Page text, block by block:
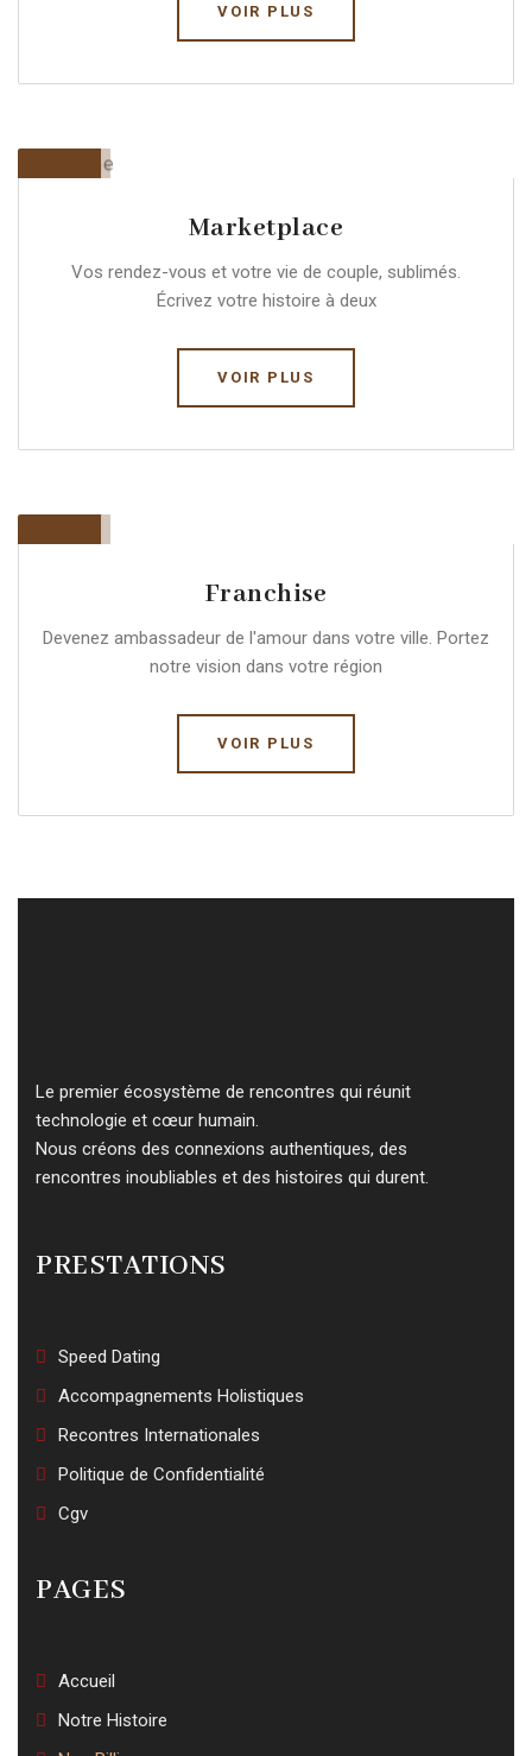
VOIR PLUS
Marketplace
Vos rendez-vous et votre vie de couple, sublimés.
Écrivez votre histoire à deux
VOIR PLUS
Franchise
Devenez ambassadeur de l'amour dans votre ville. Portez
notre vision dans votre région
VOIR PLUS
Le premier écosystème de rencontres qui réunit
technologie et cœur humain.
Nous créons des connexions authentiques, des
rencontres inoubliables et des histoires qui durent.
PRESTATIONS
Speed Dating
Accompagnements Holistiques
Recontres Internationales
Politique de Confidentialité
Cgv
PAGES
Accueil
Notre Histoire